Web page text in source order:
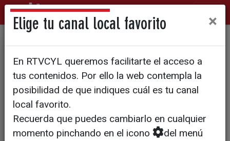
Polémico cambio de nombre
de la calle Pablo Iglesias en
Medina de Rioseco
Elige tu canal local favorito ×
En RTVCYL queremos facilitarte el acceso a
tus contenidos. Por ello la web contempla la
posibilidad de que indiques cuál es tu canal
local favorito.
Recuerda que puedes cambiarlo en cualquier
momento pinchando en el icono
del menú